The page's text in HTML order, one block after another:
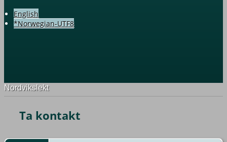
English
*Norwegian-UTF8
Nordvikslekt
Ta kontakt